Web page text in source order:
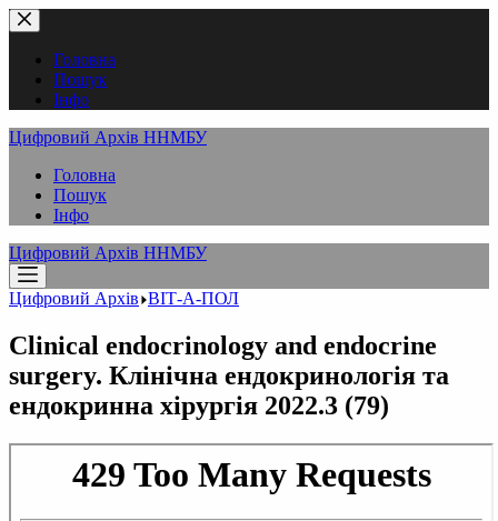
Перейти
до
вмістуГоловна
Пошук
Інфо
Цифровий Архів ННМБУ
Головна
Пошук
Інфо
Цифровий Архів ННМБУ
Цифровий Архів ВІТ-А-ПОЛ
Clinical endocrinology and endocrine
surgery. Клінічна ендокринологія та
ендокринна хірургія 2022.3 (79)